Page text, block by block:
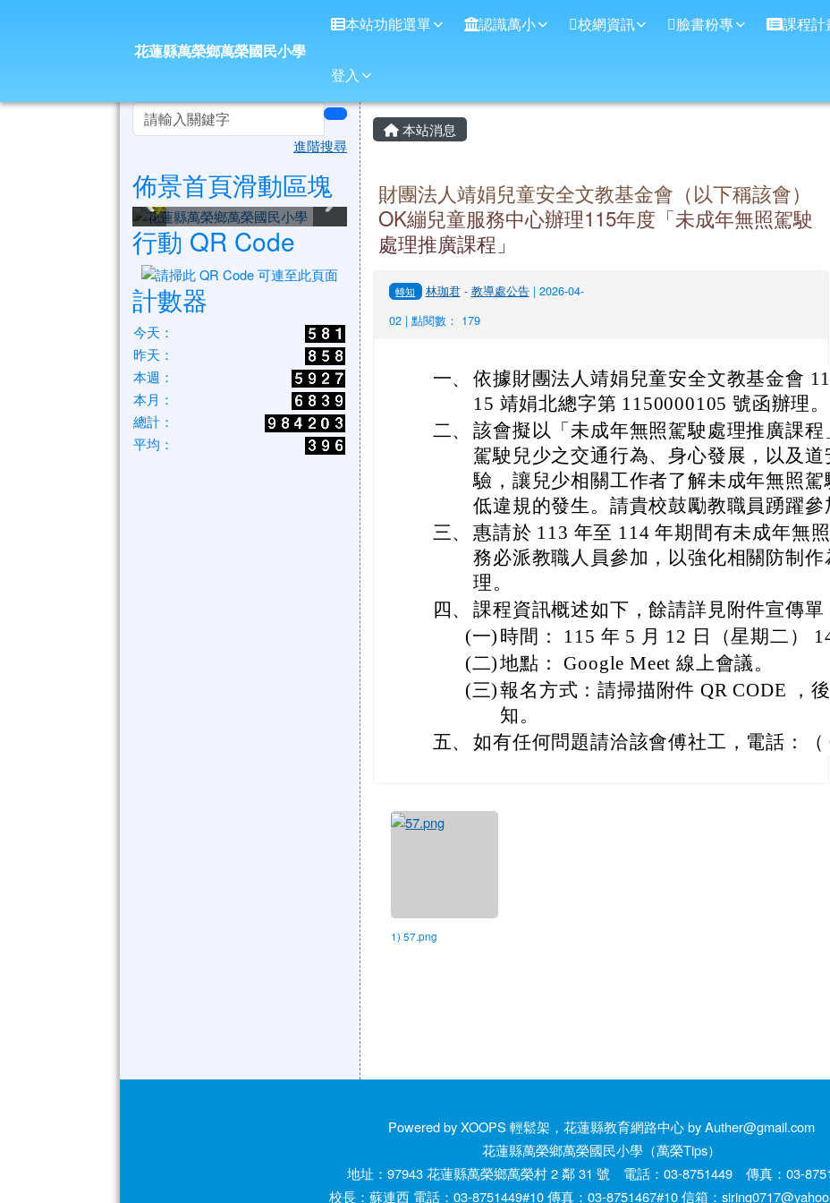
花蓮縣萬榮鄉萬榮國民小學
花蓮縣萬榮鄉萬榮國民小學
本站功能選單 認識萬小 校網資訊 臉書粉專 課程計
登入
左邊區域內容 search
進階搜尋
佈景首頁滑動區塊
花蓮縣萬榮鄉萬榮國民小
學
花蓮縣萬榮鄉萬榮國民小
學
花蓮縣萬榮鄉萬榮國民小
學
花蓮縣萬榮鄉萬榮國民小
學
花蓮縣萬榮鄉萬榮國民小
學
花蓮縣萬榮鄉萬榮國民小
學
行動 QR Code
計數器
今天：
昨天：
本週：
本月：
總計：
平均：
主內容區域
本站消息
財團法人靖娟兒童安全文教基金會（以下稱該會）
OK繃兒童服務中心辦理115年度「未成年無照駕駛
處理推廣課程」
轉知 林珈君- 教導處公告| 2026-04-
02 | 點閱數： 179
一、 依據財團法人靖娟兒童安全文教基金會
15 靖娟北總字第 1150000105 號函辦理。
二、 該會擬以「未成年無照駕駛處理推廣課程
駕駛兒少之交通行為、身心發展，以及道
驗，讓兒少相關工作者了解未成年無照
低違規的發生。請貴校鼓勵教職員踴躍參
三、 惠請於 113 年至 114 年期間有未成年無
務必派教職人員參加，以強化相關防制作
理。
四、 課程資訊概述如下，餘請詳見附件宣傳單
(一) 時間： 115 年 5 月 12 日（星期二）
(二)地點： Google Meet 線上會議。
(三)報名方式：請掃描附件 QR CODE ，
知。
五、 如有任何問題請洽該會傅社工，電話：（
1) 57.png
頁尾區域
Powered by XOOPS 輕鬆架，花蓮縣教育網路中心 by Auther@gmail.com
花蓮縣萬榮鄉萬榮國民小學（萬榮Tips）
地址：97943 花蓮縣萬榮鄉萬榮村 2 鄰 31 號 電話：03-8751449 傳真：03-
校長：蘇連西 電話：03-8751449#10 傳真：03-8751467#10 信箱：